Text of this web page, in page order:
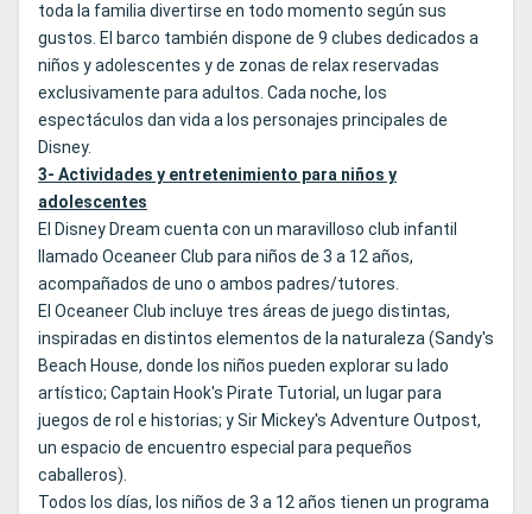
toda la familia divertirse en todo momento según sus
gustos. El barco también dispone de 9 clubes dedicados a
niños y adolescentes y de zonas de relax reservadas
exclusivamente para adultos. Cada noche, los
espectáculos dan vida a los personajes principales de
Disney.
3- Actividades y entretenimiento para niños y
adolescentes
El Disney Dream cuenta con un maravilloso club infantil
llamado Oceaneer Club para niños de 3 a 12 años,
acompañados de uno o ambos padres/tutores.
El Oceaneer Club incluye tres áreas de juego distintas,
inspiradas en distintos elementos de la naturaleza (Sandy's
Beach House, donde los niños pueden explorar su lado
artístico; Captain Hook's Pirate Tutorial, un lugar para
juegos de rol e historias; y Sir Mickey's Adventure Outpost,
un espacio de encuentro especial para pequeños
caballeros).
Todos los días, los niños de 3 a 12 años tienen un programa